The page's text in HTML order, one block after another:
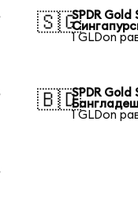
🇸🇬SPDR
1 GLDon
🇧🇩SPDR
1 GLDon